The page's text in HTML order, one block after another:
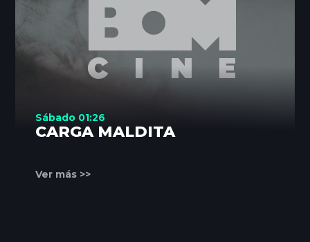
Sábado 01:26
CARGA MALDITA
Ver más >>